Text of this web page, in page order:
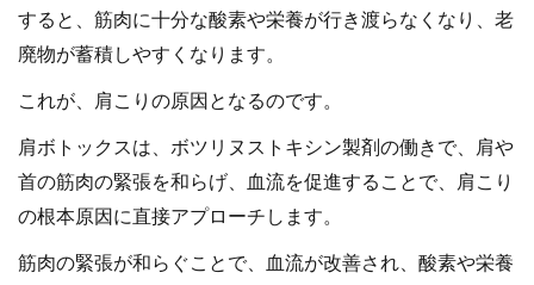
すると、筋肉に十分な酸素や栄養が行き渡らなくなり、老
廃物が蓄積しやすくなります。
これが、肩こりの原因となるのです。
肩ボトックスは、ボツリヌストキシン製剤の働きで、肩や
首の筋肉の緊張を和らげ、血流を促進することで、肩こり
の根本原因に直接アプローチします。
筋肉の緊張が和らぐことで、血流が改善され、酸素や栄養